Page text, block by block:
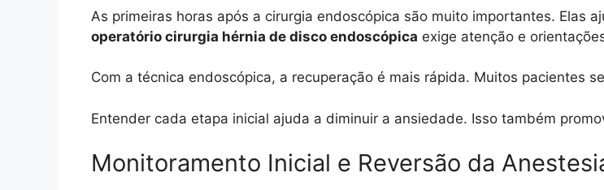
As primeiras horas após a cirurgia endoscópica são muito importantes. Elas
operatório cirurgia hérnia de disco endoscópica exige atenção e
Com a técnica endoscópica, a recuperação é mais rápida. Muitos pacientes
Entender cada etapa inicial ajuda a diminuir a ansiedade. Isso também
Monitoramento Inicial e Reversão da